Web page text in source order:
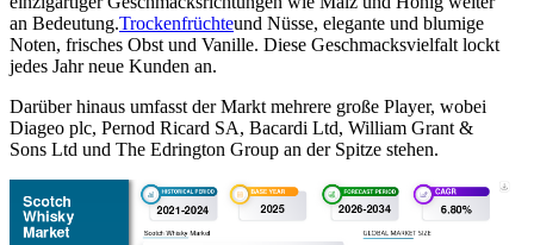
an Bedeutung.Trockenfrüchteund Nüsse, elegante und blumige
Noten, frisches Obst und Vanille. Diese Geschmacksvielfalt lockt
jedes Jahr neue Kunden an.
Darüber hinaus umfasst der Markt mehrere große Player, wobei
Diageo plc, Pernod Ricard SA, Bacardi Ltd, William Grant &
Sons Ltd und The Edrington Group an der Spitze stehen.